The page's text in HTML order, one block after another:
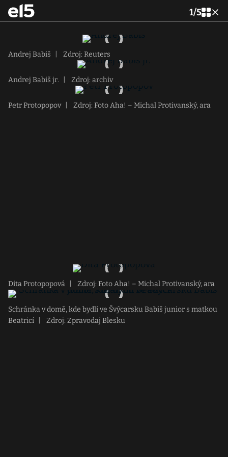
1/5
Andrej Babiš Zdroj: Reuters
Andrej Babiš jr. Zdroj: archiv
Petr Protopopov Zdroj: Foto Aha! – Michal Protivanský, ara
Dita Protopopová Zdroj: Foto Aha! – Michal Protivanský, ara
Schránka v domě, kde bydlí ve Švýcarsku Babiš junior s matkou
Beatricí
Zdroj: Zpravodaj Blesku